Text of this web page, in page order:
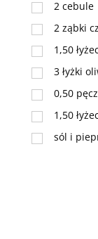
2 cebule
2 ząbki
1,50
3 łyżki
0,50
1,50
sól i